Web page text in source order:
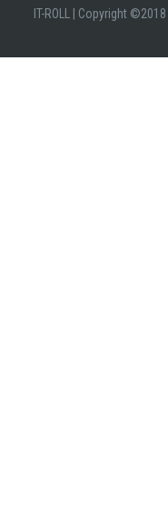
IT-ROLL Copyright ©2018